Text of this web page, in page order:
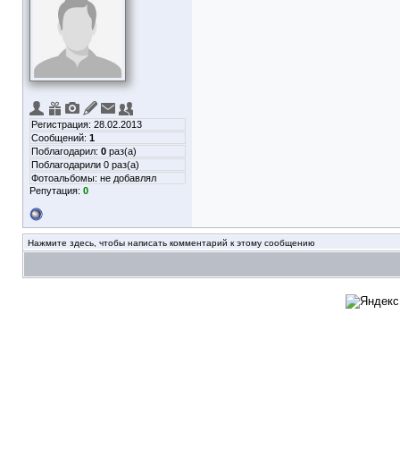
Регистрация: 28.02.2013
Сообщений: 1
Поблагодарил: 0 раз(а)
Поблагодарили 0 раз(а)
Фотоальбомы: не добавлял
Репутация: 0
Нажмите здесь, чтобы написать комментарий к этому сообщению